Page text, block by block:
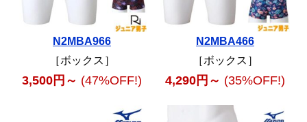
N2MBA966
［ボックス］
3,500円～ (47%OFF!)
N2MBA466
［ボックス］
4,290円～ (35%OFF!)